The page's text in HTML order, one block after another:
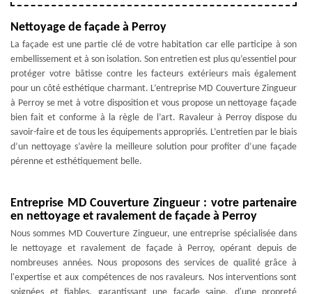
Nettoyage de façade à Perroy
La façade est une partie clé de votre habitation car elle participe à son
embellissement et à son isolation. Son entretien est plus qu’essentiel pour
protéger votre bâtisse contre les facteurs extérieurs mais également
pour un côté esthétique charmant. L’entreprise MD Couverture Zingueur
à Perroy se met à votre disposition et vous propose un nettoyage façade
bien fait et conforme à la règle de l’art. Ravaleur à Perroy dispose du
savoir-faire et de tous les équipements appropriés. L’entretien par le biais
d’un nettoyage s’avère la meilleure solution pour profiter d’une façade
pérenne et esthétiquement belle.
Entreprise MD Couverture Zingueur : votre partenaire
en nettoyage et ravalement de façade à Perroy
Nous sommes MD Couverture Zingueur, une entreprise spécialisée dans
le nettoyage et ravalement de façade à Perroy, opérant depuis de
nombreuses années. Nous proposons des services de qualité grâce à
l'expertise et aux compétences de nos ravaleurs. Nos interventions sont